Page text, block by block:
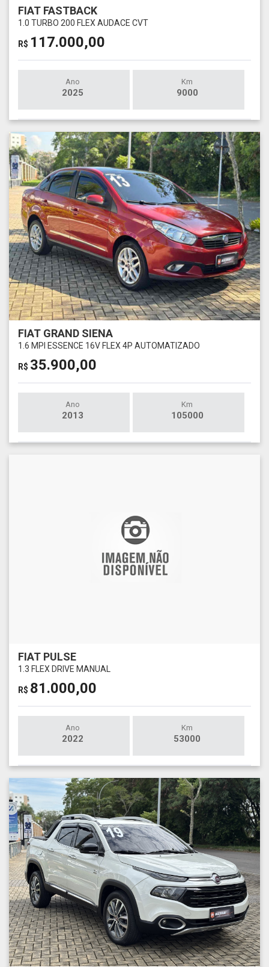
FIAT FASTBACK
1.0 TURBO 200 FLEX AUDACE CVT
R$ 117.000,00
Ano
2025
Km
9000
FIAT GRAND SIENA
1.6 MPI ESSENCE 16V FLEX 4P AUTOMATIZADO
R$ 35.900,00
Ano
2013
Km
105000
FIAT PULSE
1.3 FLEX DRIVE MANUAL
R$ 81.000,00
Ano
2022
Km
53000